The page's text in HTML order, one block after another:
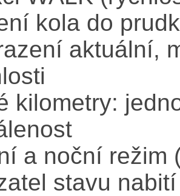
kola do
aktuální,
kilometry:
a noční režim
stavu